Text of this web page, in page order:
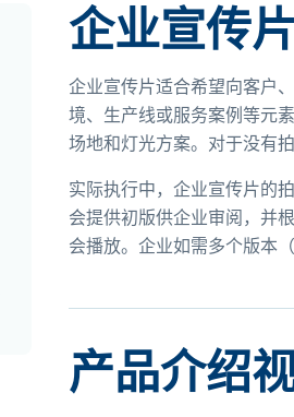
企业宣传
企业宣传片适合希望向客户
境、生产线或服务案例等元
场地和灯光方案。对于没有
实际执行中，企业宣传片的
会提供初版供企业审阅，并
会播放。企业如需多个版本
产品介绍